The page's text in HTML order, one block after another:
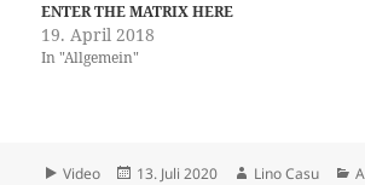
ENTER THE MATRIX HERE
19. April 2018
In "Allgemein"
Format
Video
Veröffentlicht
13. Juli 2020 Autor
Lino Casu